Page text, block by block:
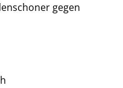
gegen